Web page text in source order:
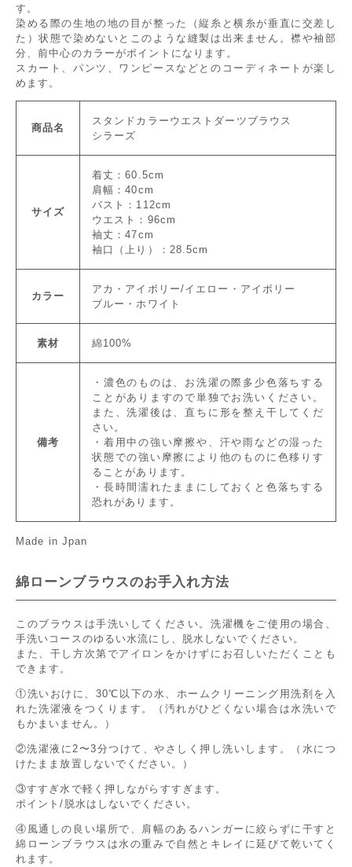
す。
染める際の生地の地の目が整った（縦糸と横糸が垂直に交差し
た）状態で染めないとこのような縫製は出来ません。襟や袖部
分、前中心のカラーがポイントになります。
スカート、パンツ、ワンピースなどとのコーディネートが楽し
めます。
商品名
スタンドカラーウエストダーツブラウス
シラーズ
サイズ
着丈：60.5cm
肩幅：40cm
バスト：112cm
ウエスト：96cm
袖丈：47cm
袖口（上り）：28.5cm
カラー
アカ・アイボリー/イエロー・アイボリー
ブルー・ホワイト
素材 綿100%
備考
・濃色のものは、お洗濯の際多少色落ちする
ことがありますので単独でお洗いください。
また、洗濯後は、直ちに形を整え干してくだ
さい。
・着用中の強い摩擦や、汗や雨などの湿った
状態での強い摩擦により他のものに色移りす
ることがあります。
・長時間濡れたままにしておくと色落ちする
恐れがあります。
Made in Jpan
綿ローンブラウスのお手入れ方法
このブラウスは手洗いしてください。洗濯機をご使用の場合、
手洗いコースのゆるい水流にし、脱水しないでください。
また、干し方次第でアイロンをかけずにお召しいただくことも
できます。
①洗いおけに、30℃以下の水、ホームクリーニング用洗剤を入
れた洗濯液をつくります。（汚れがひどくない場合は水洗いで
もかまいません。）
②洗濯液に2〜3分つけて、やさしく押し洗いします。（水につ
けたまま放置しないでください。）
③すすぎ水で軽く押しながらすすぎます。
ポイント/脱水はしないでください。
④風通しの良い場所で、肩幅のあるハンガーに絞らずに干すと
綿ローンブラウスは水の重みで自然とキレイに延びて乾いてく
れます。